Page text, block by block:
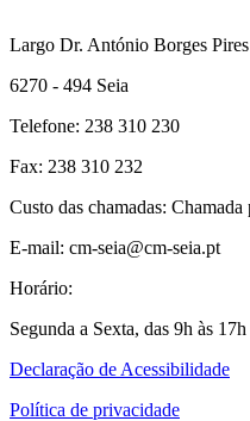
Largo Dr. António Borges Pires
6270 - 494 Seia
Telefone: 238 310 230
Fax: 238 310 232
Custo das chamadas:
E-mail: cm-seia@cm-seia.pt
Horário:
Segunda a Sexta, das 9h às 17h
Declaração de Acessibilidade
Política de privacidade